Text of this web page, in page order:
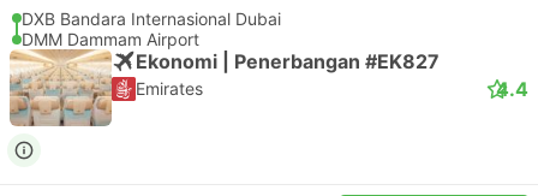
DXB Bandara Internasional Dubai
DMM Dammam Airport
Ekonomi | Penerbangan #EK827
Emirates 4.4